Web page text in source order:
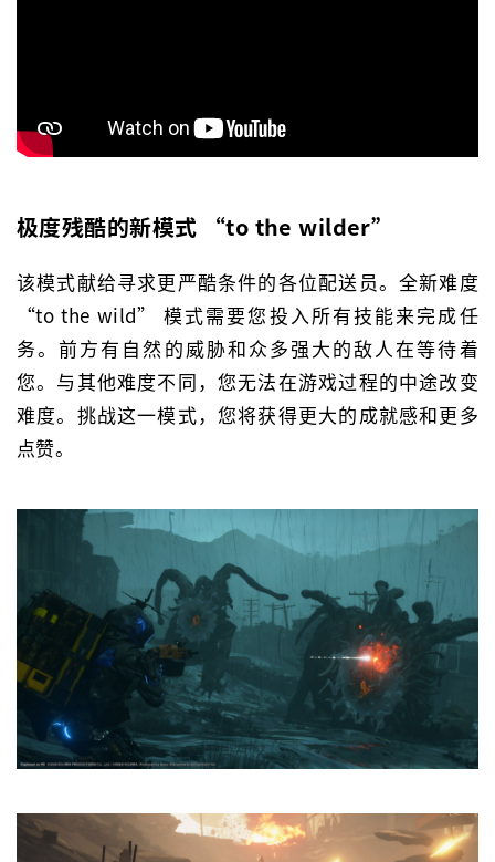
极度残酷的新模式 “to the wilder”
该模式献给寻求更严酷条件的各位配送员。全新难度
“to the wild” 模式需要您投入所有技能来完成任
务。前方有自然的威胁和众多强大的敌人在等待着
您。与其他难度不同，您无法在游戏过程的中途改变
难度。挑战这一模式，您将获得更大的成就感和更多
点赞。